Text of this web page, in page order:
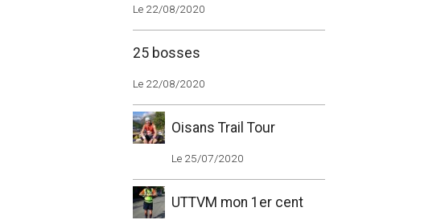
Le 22/08/2020
25 bosses
Le 22/08/2020
Oisans Trail Tour
Le 25/07/2020
UTTVM mon 1er cent